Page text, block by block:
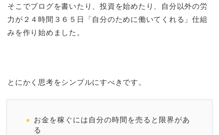
そこでブログを書いたり、投資を始めたり、自分以外の労
力が２４時間３６５日「自分のために働いてくれる」仕組
みを作り始めました。
とにかく思考をシンプルにすべきです。
お金を稼ぐには自分の時間を売ると限界があ
る